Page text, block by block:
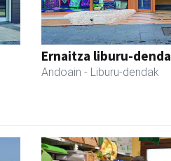
Ernaitza liburu-denda
Andoain - Liburu-dendak